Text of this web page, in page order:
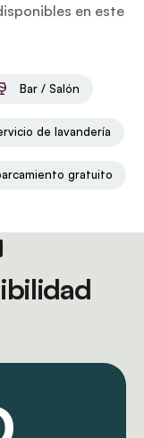
en este
Bar / Salón
de lavandería
gratuito